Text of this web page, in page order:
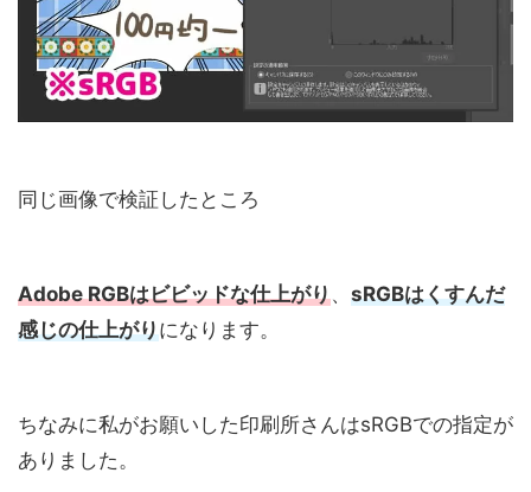
同じ画像で検証したところ
Adobe RGBはビビッドな仕上がり、 sRGBはくすんだ
感じの仕上がりになります。
ちなみに私がお願いした印刷所さんはsRGBでの指定が
ありました。